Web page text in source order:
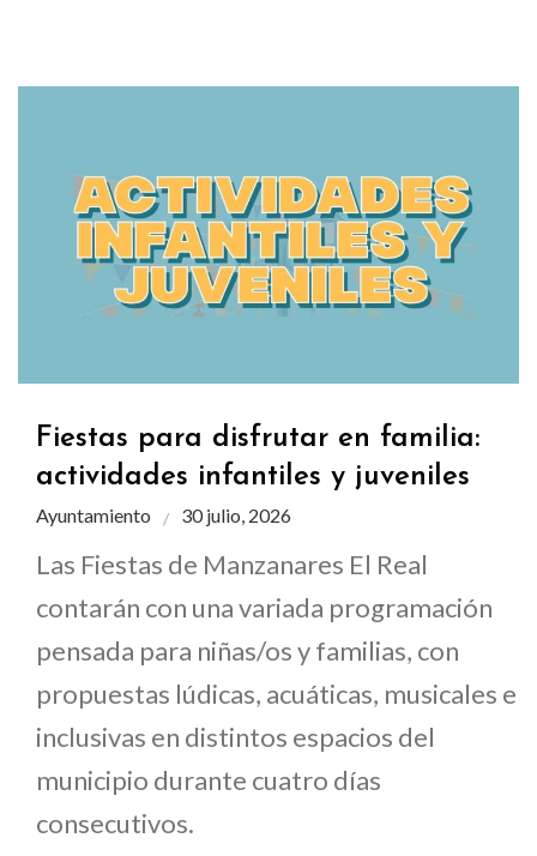
Fiestas para disfrutar en familia:
actividades infantiles y juveniles
Ayuntamiento 30 julio, 2026
Las Fiestas de Manzanares El Real
contarán con una variada programación
pensada para niñas/os y familias, con
propuestas lúdicas, acuáticas, musicales e
inclusivas en distintos espacios del
municipio durante cuatro días
consecutivos.